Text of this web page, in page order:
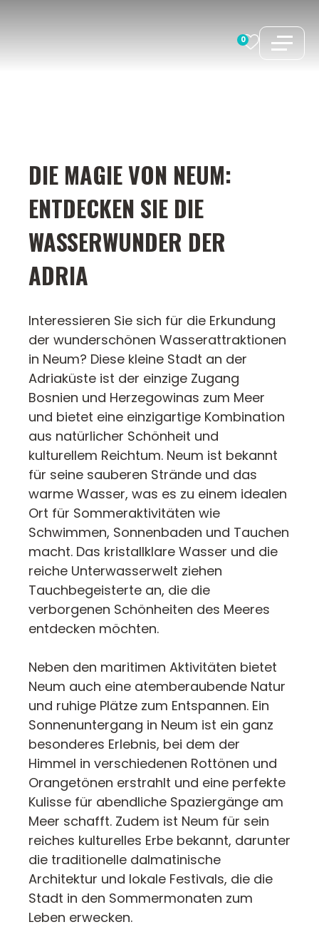
0
DIE MAGIE VON NEUM:
ENTDECKEN SIE DIE
WASSERWUNDER DER
ADRIA
Interessieren Sie sich für die Erkundung
der wunderschönen Wasserattraktionen
in Neum? Diese kleine Stadt an der
Adriaküste ist der einzige Zugang
Bosnien und Herzegowinas zum Meer
und bietet eine einzigartige Kombination
aus natürlicher Schönheit und
kulturellem Reichtum. Neum ist bekannt
für seine sauberen Strände und das
warme Wasser, was es zu einem idealen
Ort für Sommeraktivitäten wie
Schwimmen, Sonnenbaden und Tauchen
macht. Das kristallklare Wasser und die
reiche Unterwasserwelt ziehen
Tauchbegeisterte an, die die
verborgenen Schönheiten des Meeres
entdecken möchten.
Neben den maritimen Aktivitäten bietet
Neum auch eine atemberaubende Natur
und ruhige Plätze zum Entspannen. Ein
Sonnenuntergang in Neum ist ein ganz
besonderes Erlebnis, bei dem der
Himmel in verschiedenen Rottönen und
Orangetönen erstrahlt und eine perfekte
Kulisse für abendliche Spaziergänge am
Meer schafft. Zudem ist Neum für sein
reiches kulturelles Erbe bekannt, darunter
die traditionelle dalmatinische
Architektur und lokale Festivals, die die
Stadt in den Sommermonaten zum
Leben erwecken.